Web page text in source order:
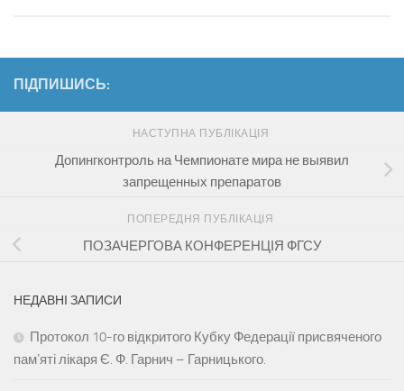
ПІДПИШИСЬ:
НАСТУПНА ПУБЛІКАЦІЯ
Допингконтроль на Чемпионате мира не выявил
запрещенных препаратов
ПОПЕРЕДНЯ ПУБЛІКАЦІЯ
ПОЗАЧЕРГОВА КОНФЕРЕНЦІЯ ФГСУ
НЕДАВНІ ЗАПИСИ
Протокол 10-го відкритого Кубку Федерації присвяченого
памʼяті лікаря Є. Ф. Гарнич – Гарницького.